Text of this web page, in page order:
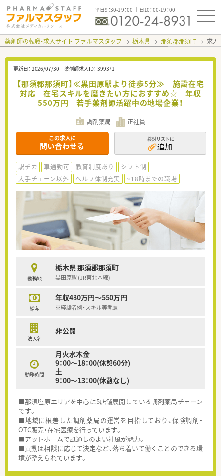
平日9：30-19：00 土日10：00-19：00
薬剤師の転職・求人サイト ファルマスタッフ 栃木県 那須郡那須町 求人
更新日： 2026/07/30 薬剤師求人ID： 399371
【那須郡那須町】≪黒田原駅より徒歩5分≫ 施設在宅
対応 在宅スキルを磨きたい方におすすめ☆ 年収
550万円 若手薬剤師活躍中の地場企業！
調剤薬局 正社員
この求人に
問い合わせる
検討リストに
追加
駅チカ 車通勤可 教育制度あり
シフト制
大手チェーン以外
ヘルプ体制充実 ~18時までの職場
勤務地
栃木県 那須郡那須町
黒田原駅 (JR東北本線)
給与
年収480万円～550万円
※経験者例・スキル等考慮
法人名
非公開
勤務時間
月火水木金
9：00～18：00(休憩60分)
土
9：00～13：00(休憩なし)
■那須塩原エリアを中心に5店舗展開している調剤薬局チェーン
です。
■地域に根差した調剤薬局の運営を目指しており、保険調剤・
OTC販売・在宅医療を行っています。
■アットホームで風通しのよい社風が魅力。
■異動は相談に応じて決定など、落ち着いて働くことのできる環
境が整えられています。